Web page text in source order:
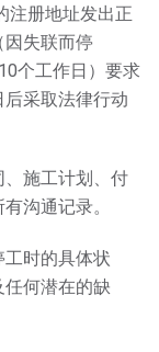
注册地址发出正
失联而停
个工作日）要求
采取法律行动
施工计划、付
沟通记录。
时的具体状
何潜在的缺